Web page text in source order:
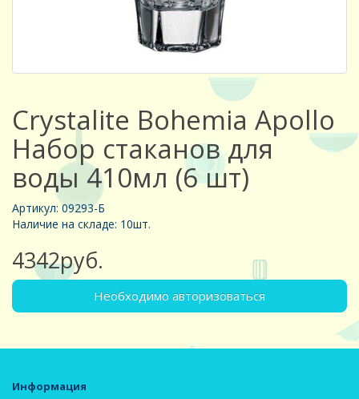
Crystalite Bohemia Apollo
Набор стаканов для
воды 410мл (6 шт)
Артикул: 09293-Б
Наличие на складе: 10шт.
4342руб.
Необходимо авторизоваться
Информация